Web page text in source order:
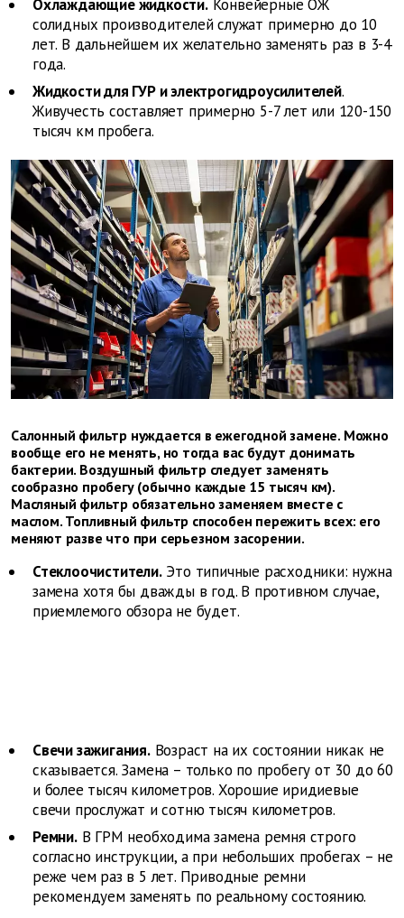
Охлаждающие жидкости.Конвейерные ОЖ
солидных производителей служат примерно до 10
лет. В дальнейшем их желательно заменять раз в 3-4
года.
Жидкости для ГУР и электрогидроусилителей.
Живучесть составляет примерно 5-7 лет или 120-150
тысяч км пробега.
Салонный фильтр нуждается в ежегодной замене. Можно
вообще его не менять, но тогда вас будут донимать
бактерии. Воздушный фильтр следует заменять
сообразно пробегу (обычно каждые 15 тысяч км).
Масляный фильтр обязательно заменяем вместе с
маслом. Топливный фильтр способен пережить всех: его
меняют разве что при серьезном засорении.
Стеклоочистители.Это типичные расходники: нужна
замена хотя бы дважды в год. В противном случае,
приемлемого обзора не будет.
Свечи зажигания.Возраст на их состоянии никак не
сказывается. Замена – только по пробегу от 30 до 60
и более тысяч километров. Хорошие иридиевые
свечи прослужат и сотню тысяч километров.
Ремни.В ГРМ необходима замена ремня строго
согласно инструкции, а при небольших пробегах – не
реже чем раз в 5 лет. Приводные ремни
рекомендуем заменять по реальному состоянию.